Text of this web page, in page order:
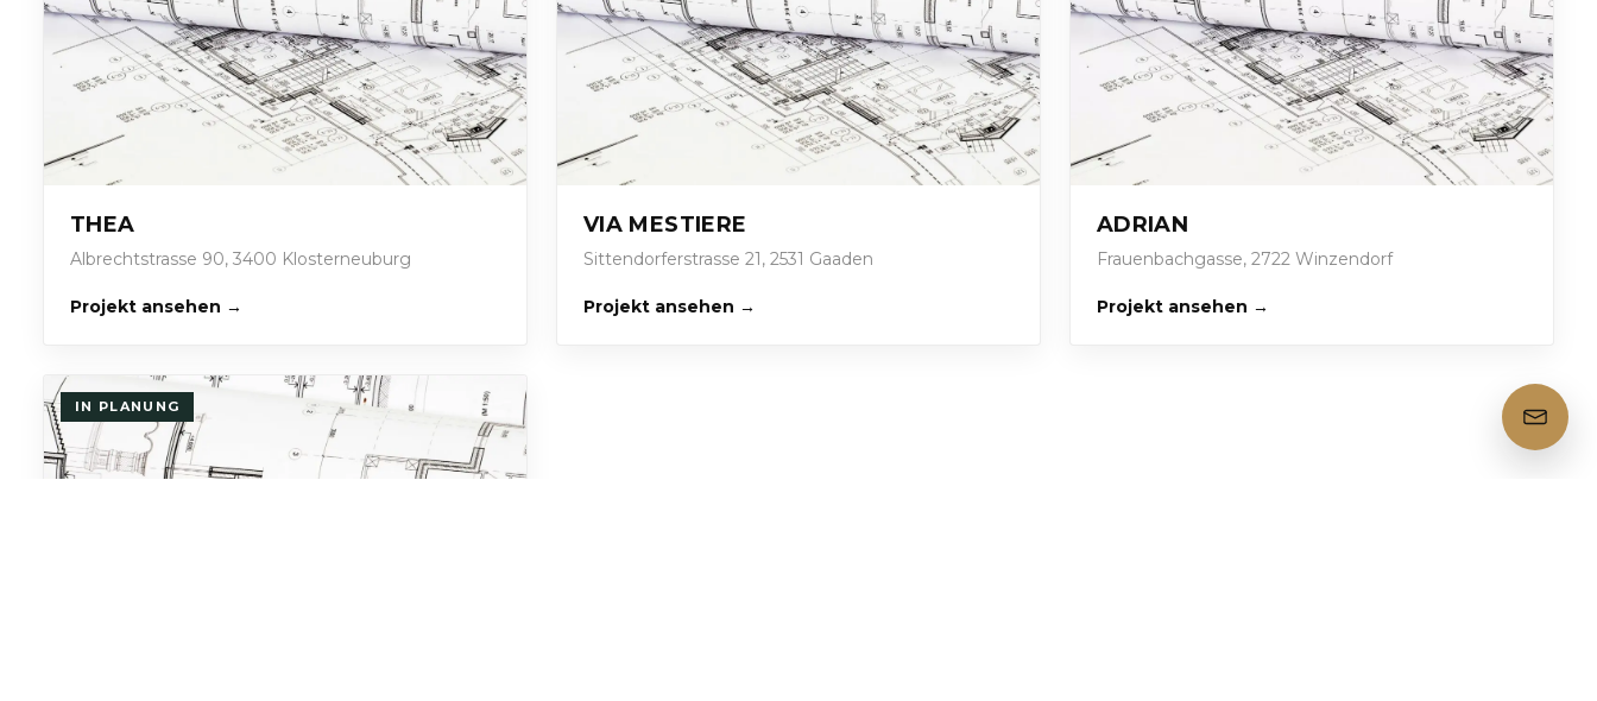
THEA
Albrechtstrasse 90, 3400 Klosterneuburg
Projekt ansehen →
VIA MESTIERE
Sittendorferstrasse 21, 2531 Gaaden
Projekt ansehen →
ADRIAN
Frauenbachgasse, 2722 Winzendorf
Projekt ansehen →
IN PLANUNG